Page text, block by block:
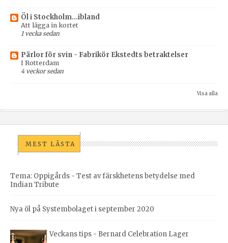
Öl i Stockholm...ibland
Att lägga in kortet
1 vecka sedan
Pärlor för svin - Fabrikör Ekstedts betraktelser
I Rotterdam
4 veckor sedan
Visa alla
MEST LÄSTA
Tema: Oppigårds - Test av färskhetens betydelse med
Indian Tribute
Nya öl på Systembolaget i september 2020
Veckans tips - Bernard Celebration Lager